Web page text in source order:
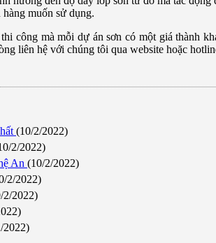
muốn sử dụng.
công mà mỗi dự án sơn có một giá thành
liên hệ với chúng tôi qua website hoặc
(10/2/2022)
2/2022)
An (10/2/2022)
2/2022)
2/2022)
2022)